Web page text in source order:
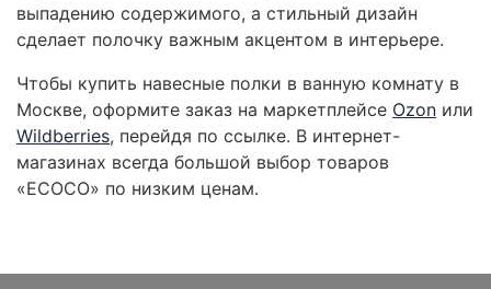
выпадению содержимого, а стильный дизайн
сделает полочку важным акцентом в интерьере.
Чтобы купить навесные полки в ванную комнату в
Москве, оформите заказ на маркетплейсе Ozon или
Wildberries, перейдя по ссылке. В интернет-
магазинах всегда большой выбор товаров
«ECOCO» по низким ценам.